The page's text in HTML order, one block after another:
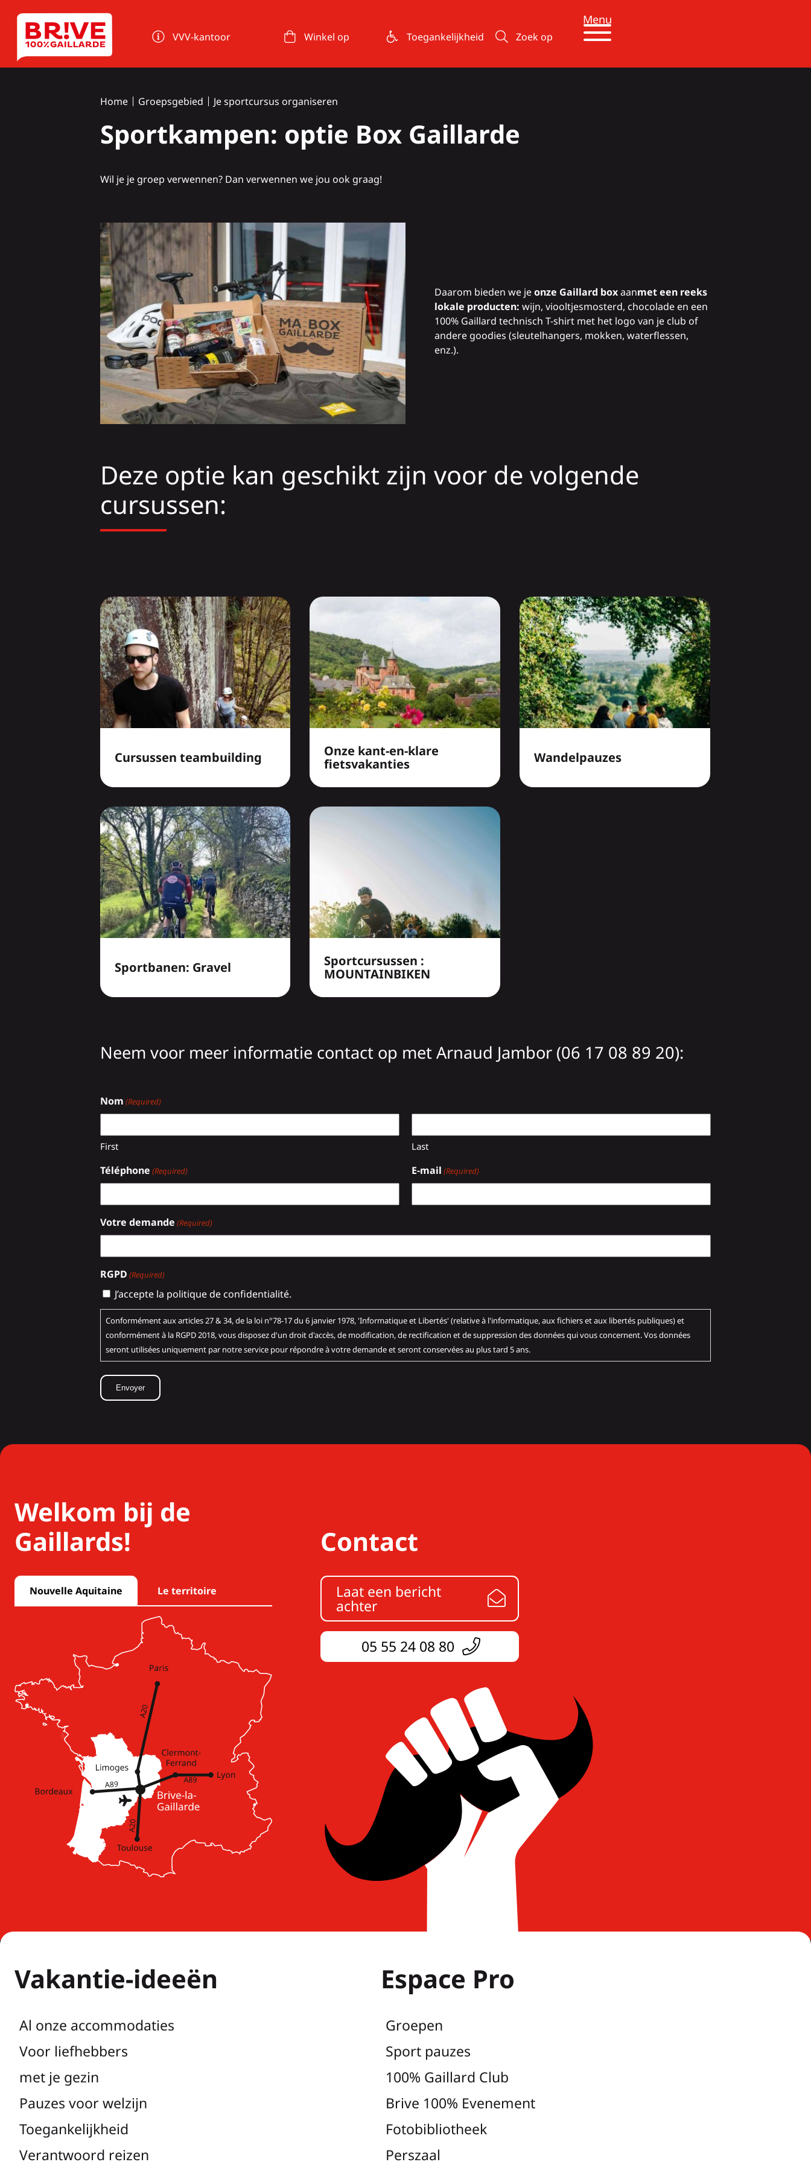
VVV-kantoor Winkel op Toegankelijkheid Zoek op
Menu
Home Groepsgebied Je sportcursus organiseren
Sportkampen: optie Box Gaillarde
Wil je je groep verwennen? Dan verwennen we jou ook graag!
Daarom bieden we jeonze Gaillard boxaanmet een reeks
lokale producten: wijn, viooltjesmosterd, chocolade en een
100% Gaillard technisch T-shirt met het logo van je club of
andere goodies (sleutelhangers, mokken, waterflessen,
enz.).
Deze optie kan geschikt zijn voor de volgende
cursussen:
Cursussen teambuilding
Onze kant-en-klare
fietsvakanties
Wandelpauzes
Sportbanen: Gravel
Sportcursussen :
MOUNTAINBIKEN
Neem voor meer informatie contact op met Arnaud Jambor (06 17 08 89 20):
Nom (Required)
First Last
Téléphone (Required) E-mail (Required)
Votre demande (Required)
RGPD (Required)
J’accepte la politique de confidentialité.
Conformément aux articles 27 & 34, de la loi n°78-17 du 6 janvier 1978, 'Informatique et Libertés' (relative à l'informatique, aux fichiers et aux libertés publiques) et
conformément à la RGPD 2018, vous disposez d'un droit d'accès, de modification, de rectification et de suppression des données qui vous concernent. Vos données
seront utilisées uniquement par notre service pour répondre à votre demande et seront conservées au plus tard 5 ans.
Welkom bij de
Gaillards!
Nouvelle Aquitaine Le territoire
Contact
Laat een bericht
achter
05 55 24 08 80
Vakantie-ideeën
Al onze accommodaties
Voor liefhebbers
met je gezin
Pauzes voor welzijn
Toegankelijkheid
Verantwoord reizen
Espace Pro
Groepen
Sport pauzes
100% Gaillard Club
Brive 100% Evenement
Fotobibliotheek
Perszaal